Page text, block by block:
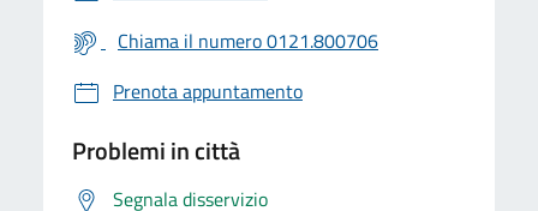
Chiama il numero 0121.800706
Prenota appuntamento
Problemi in città
Segnala disservizio